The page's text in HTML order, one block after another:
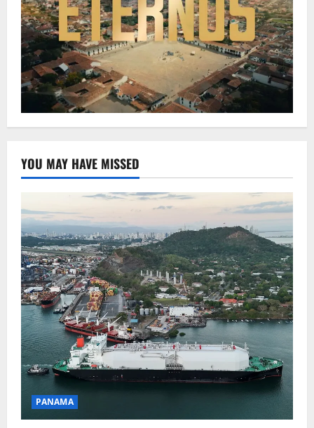
YOU MAY HAVE MISSED
PANAMA